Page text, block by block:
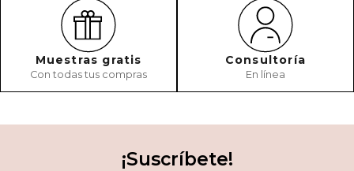
Muestras gratis
Con todas tus compras
Consultoría
En línea
¡Suscríbete!